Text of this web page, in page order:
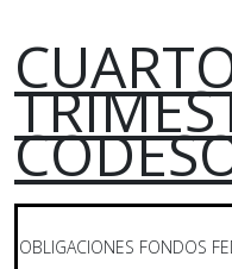
OBLIGACIONES FONDOS